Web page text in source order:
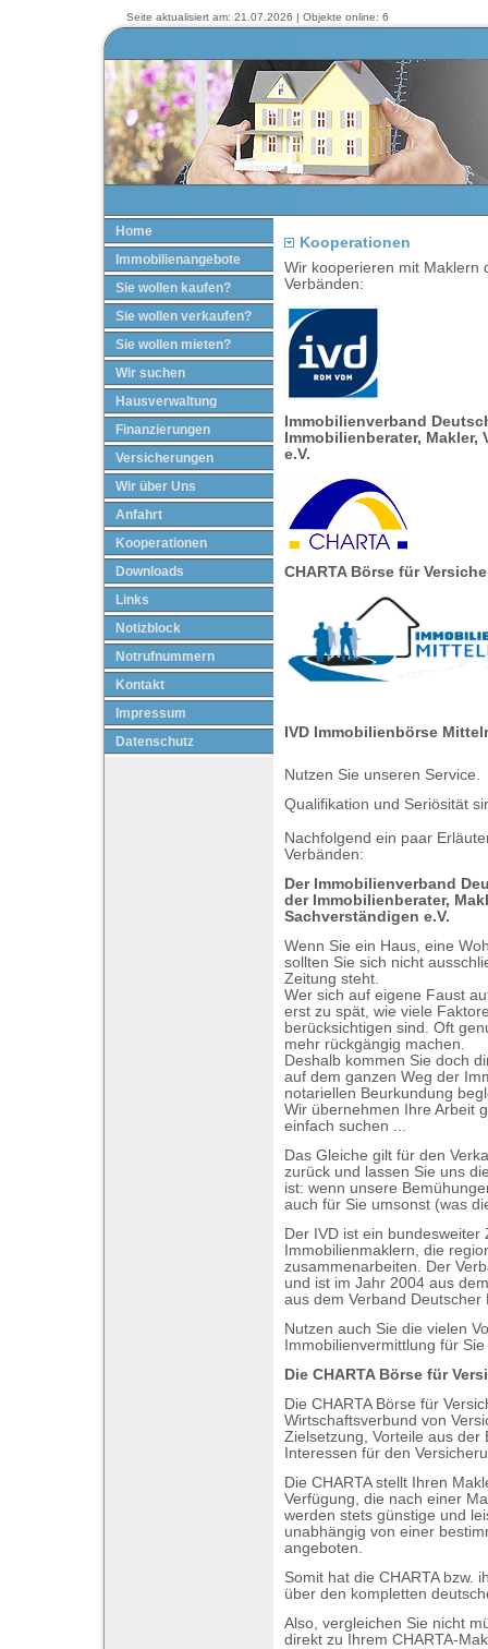
Seite aktualisiert am: 21.07.2026 | Objekte online: 6
Home
Immobilienangebote
Sie wollen kaufen?
Sie wollen verkaufen?
Sie wollen mieten?
Wir suchen
Hausverwaltung
Finanzierungen
Versicherungen
Wir über Uns
Anfahrt
Kooperationen
Downloads
Links
Notizblock
Notrufnummern
Kontakt
Impressum
Datenschutz
Kooperationen
Wir kooperieren mit Maklern
Verbänden:
Immobilienverband
Immobilienberater,
e.V.
CHARTA Börse für
IVD Immobilienbörse
Nutzen Sie unseren Service.
Qualifikation und Seriösität
Nachfolgend ein paar
Verbänden:
Der Immobilienverband
der Immobilienberater,
Sachverständigen e.V.
Wenn Sie ein Haus, eine
sollten Sie sich nicht
Zeitung steht.
Wer sich auf eigene Faust
erst zu spät, wie viele
berücksichtigen sind. Oft
mehr rückgängig machen.
Deshalb kommen Sie doch
auf dem ganzen Weg der
notariellen Beurkundung
Wir übernehmen Ihre Arbeit
einfach suchen ...
Das Gleiche gilt für den
zurück und lassen Sie uns
ist: wenn unsere
auch für Sie umsonst (was
Der IVD ist ein bundesweiter
Immobilienmaklern, die
zusammenarbeiten. Der
und ist im Jahr 2004 aus
aus dem Verband
Nutzen auch Sie die vielen
Immobilienvermittlung für
Die CHARTA Börse für
Die CHARTA Börse für
Wirtschaftsverbund von
Zielsetzung, Vorteile aus der
Interessen für den
Die CHARTA stellt Ihren
Verfügung, die nach einer
werden stets günstige und
unabhängig von einer
angeboten.
Somit hat die CHARTA bzw.
über den kompletten
Also, vergleichen Sie nicht
direkt zu Ihrem CHARTA-